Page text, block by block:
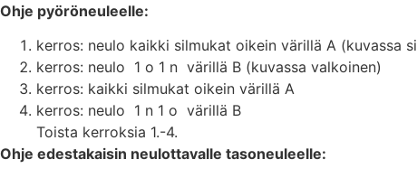
Ohje pyöröneuleelle:
kerros: neulo kaikki silmukat oikein värillä A (kuvassa
kerros: neulo 1 o 1 n värillä B (kuvassa valkoinen)
kerros: kaikki silmukat oikein värillä A
kerros: neulo 1 n 1 o värillä B
Toista kerroksia 1.-4.
Ohje edestakaisin neulottavalle tasoneuleelle: